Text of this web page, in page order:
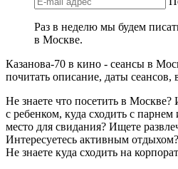
Раз в неделю мы будем
в Москве.
Казанова-70 в кино - сеансы в
почитать описание, даты сеансов,
Не знаете что посетить в Москве?
с ребенком, куда сходить с
место для свидания? Ищете
Интересуетесь активным
Не знаете куда сходить на